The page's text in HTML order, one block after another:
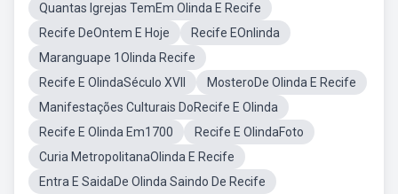
Quantas Igrejas TemEm Olinda E Recife
Recife DeOntem E Hoje
Recife EOnlinda
Maranguape 1Olinda Recife
Recife E OlindaSéculo XVII
MosteroDe Olinda E Recife
Manifestações Culturais DoRecife E Olinda
Recife E Olinda Em1700
Recife E OlindaFoto
Curia MetropolitanaOlinda E Recife
Entra E SaidaDe Olinda Saindo De Recife